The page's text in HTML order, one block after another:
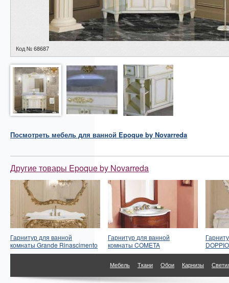
Код № 68687
Посмотреть мебель для ванной Epoque by Novarreda
Другие товары Epoque by Novarreda
Гарнитур для ванной
комнаты Grande Rinascimento
Гарнитур для ванной
комнаты COMETA
Мебель Ткани Обои Карнизы